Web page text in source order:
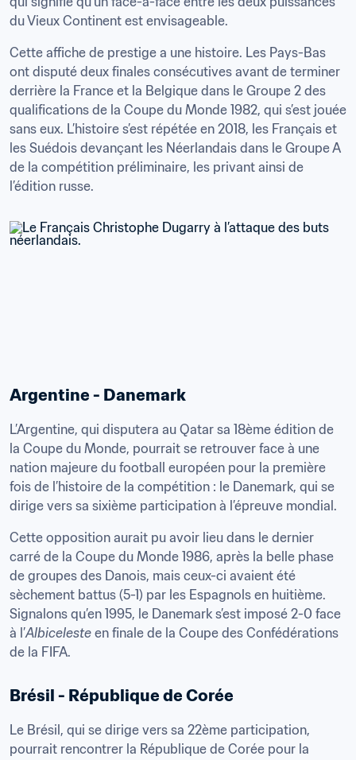
Cette affiche de prestige a une histoire. Les Pays-Bas
ont disputé deux finales consécutives avant de terminer
derrière la France et la Belgique dans le Groupe 2 des
qualifications de la Coupe du Monde 1982, qui s’est jouée
sans eux. L’histoire s’est répétée en 2018, les Français et
les Suédois devançant les Néerlandais dans le Groupe A
de la compétition préliminaire, les privant ainsi de
l’édition russe.
Argentine - Danemark
L’Argentine, qui disputera au Qatar sa 18ème édition de
la Coupe du Monde, pourrait se retrouver face à une
nation majeure du football européen pour la première
fois de l’histoire de la compétition : le Danemark, qui se
Cette opposition aurait pu avoir lieu dans le dernier
carré de la Coupe du Monde 1986, après la belle phase
de groupes des Danois, mais ceux-ci avaient été
sèchement battus (5-1) par les Espagnols en huitième.
Signalons qu’en 1995, le Danemark s’est imposé 2-0 face
à l’Albiceleste en finale de la Coupe des Confédérations
de la FIFA.
Brésil - République de Corée
Le Brésil, qui se dirige vers sa 22ème participation,
pourrait rencontrer la République de Corée pour la